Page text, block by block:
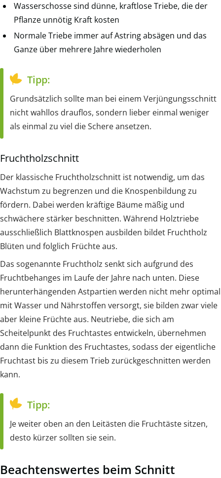
Wasserschosse sind dünne, kraftlose Triebe, die der
Pflanze unnötig Kraft kosten
Normale Triebe immer auf Astring absägen und das
Ganze über mehrere Jahre wiederholen
Tipp:
Grundsätzlich sollte man bei einem Verjüngungsschnitt
nicht wahllos drauflos, sondern lieber einmal weniger
als einmal zu viel die Schere ansetzen.
Fruchtholzschnitt
Der klassische Fruchtholzschnitt ist notwendig, um das
Wachstum zu begrenzen und die Knospenbildung zu
fördern. Dabei werden kräftige Bäume mäßig und
schwächere stärker beschnitten. Während Holztriebe
ausschließlich Blattknospen ausbilden bildet Fruchtholz
Blüten und folglich Früchte aus.
Das sogenannte Fruchtholz senkt sich aufgrund des
Fruchtbehanges im Laufe der Jahre nach unten. Diese
herunterhängenden Astpartien werden nicht mehr optimal
mit Wasser und Nährstoffen versorgt, sie bilden zwar viele
aber kleine Früchte aus. Neutriebe, die sich am
Scheitelpunkt des Fruchtastes entwickeln, übernehmen
dann die Funktion des Fruchtastes, sodass der eigentliche
Fruchtast bis zu diesem Trieb zurückgeschnitten werden
kann.
Tipp:
Je weiter oben an den Leitästen die Fruchtäste sitzen,
desto kürzer sollten sie sein.
Beachtenswertes beim Schnitt